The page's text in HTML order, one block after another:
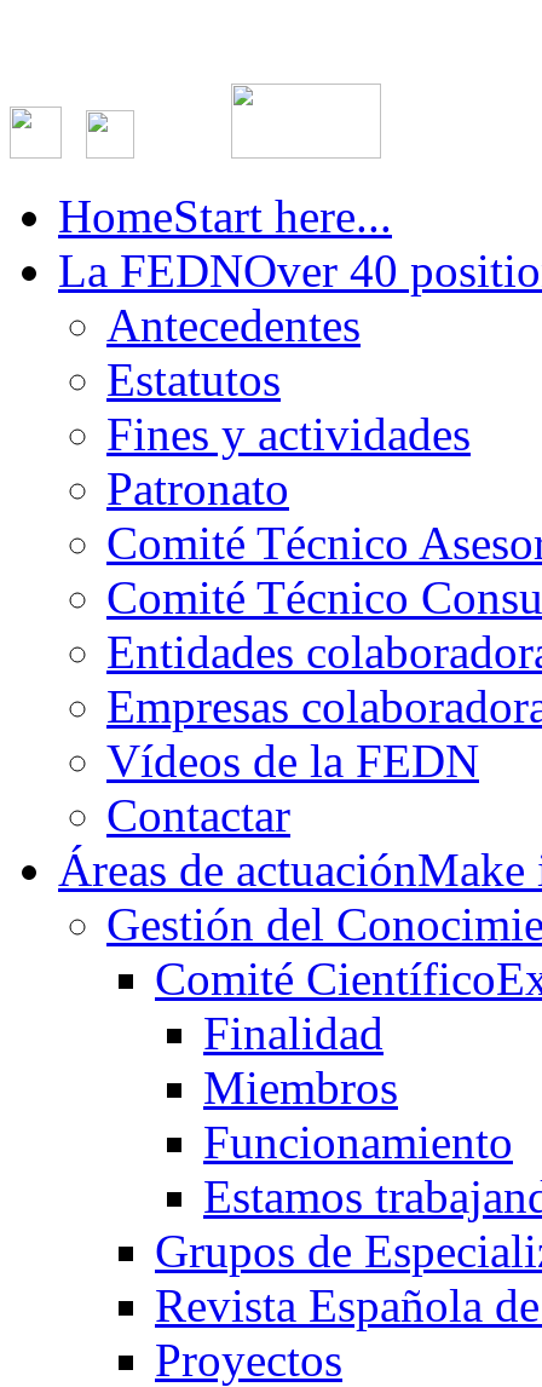
HomeStart here...
La FEDNOver 40
Antecedentes
Estatutos
Fines y actividades
Patronato
Comité Técnico
Comité Técnico
Entidades
Empresas
Vídeos de la FEDN
Contactar
Áreas de actuación
Gestión del
Comité Científico
Finalidad
Miembros
Funcionamiento
Estamos
Grupos de
Revista Española
Proyectos